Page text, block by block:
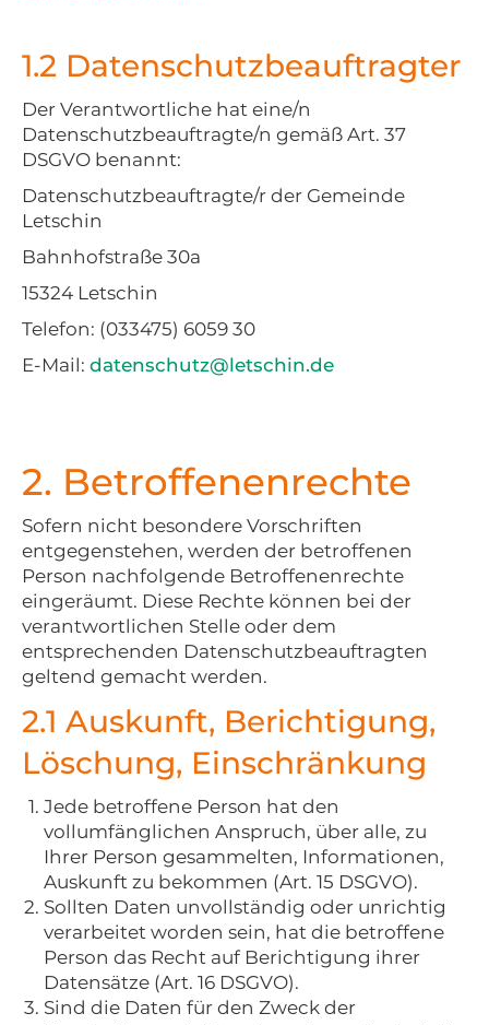
1.2 Datenschutzbeauftragter
Der Verantwortliche hat eine/n
Datenschutzbeauftragte/n gemäß Art. 37
DSGVO benannt:
Datenschutzbeauftragte/r der Gemeinde
Letschin
Bahnhofstraße 30a
15324 Letschin
Telefon: (033475) 6059 30
E-Mail: datenschutz@letschin.de
2. Betroffenenrechte
Sofern nicht besondere Vorschriften
entgegenstehen, werden der betroffenen
Person nachfolgende Betroffenenrechte
eingeräumt. Diese Rechte können bei der
verantwortlichen Stelle oder dem
entsprechenden Datenschutzbeauftragten
geltend gemacht werden.
2.1 Auskunft, Berichtigung,
Löschung, Einschränkung
Jede betroffene Person hat den
vollumfänglichen Anspruch, über alle, zu
Ihrer Person gesammelten, Informationen,
Auskunft zu bekommen (Art. 15 DSGVO).
Sollten Daten unvollständig oder unrichtig
verarbeitet worden sein, hat die betroffene
Person das Recht auf Berichtigung ihrer
Datensätze (Art. 16 DSGVO).
Sind die Daten für den Zweck der